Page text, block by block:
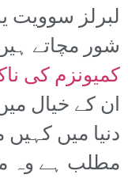
لبرلز سوویت
شور مچاتے
کمیونزم کی
ان کے خیال
دنیا میں
مطلب ہے وہ